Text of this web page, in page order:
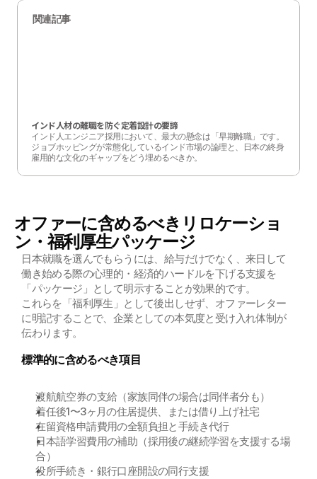
関連記事
インド人材の離職を防ぐ定着設計の要諦
インド人エンジニア採用において、最大の懸念は「早期離職」です。
ジョブホッピングが常態化しているインド市場の論理と、日本の終身
雇用的な文化のギャップをどう埋めるべきか。
を劇的に下げるための実務的な定着設計を解説します。
オファーに含めるべきリロケーショ
ン・福利厚生パッケージ
日本就職を選んでもらうには、給与だけでなく、来日して
働き始める際の心理的・経済的ハードルを下げる支援を
「パッケージ」として明示することが効果的です。
これらを「福利厚生」として後出しせず、オファーレター
に明記することで、企業としての本気度と受け入れ体制が
伝わります。
標準的に含めるべき項目
渡航航空券の支給（家族同伴の場合は同伴者分も）
着任後1〜3ヶ月の住居提供、または借り上げ社宅
在留資格申請費用の全額負担と手続き代行
日本語学習費用の補助（採用後の継続学習を支援する場
合）
役所手続き・銀行口座開設の同行支援